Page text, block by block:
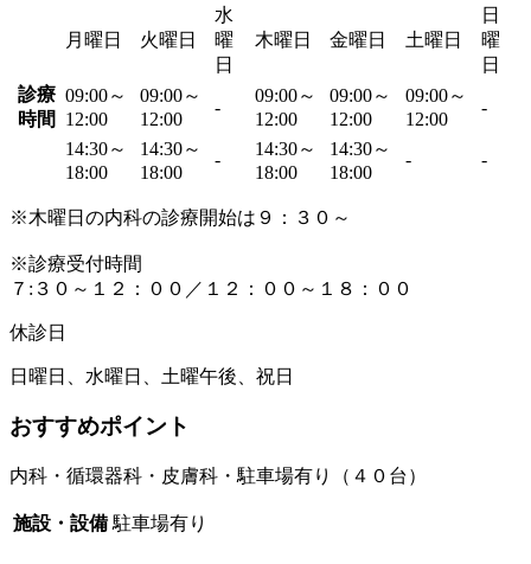
月曜日 火曜日
水
曜
日
木曜日 金曜日 土曜日
日
曜
日
診療
時間
09:00～
12:00
09:00～
12:00
-
09:00～
12:00
09:00～
12:00
09:00～
12:00
-
14:30～
18:00
14:30～
18:00
-
14:30～
18:00
14:30～
18:00
- -
※木曜日の内科の診療開始は９：３０～
※診療受付時間
７:３０～１２：００／１２：００～１８：００
休診日
日曜日、水曜日、土曜午後、祝日
おすすめポイント
内科・循環器科・皮膚科・駐車場有り（４０台）
施設・設備 駐車場有り